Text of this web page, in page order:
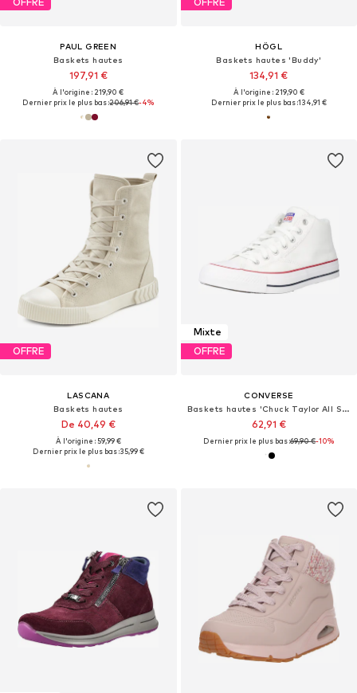
PAUL GREEN
Baskets hautes
197,91 €
À l'origine : 219,90 €
Dernier prix le plus bas :206,91 €-4%
HÖGL
Baskets hautes 'Buddy'
134,91 €
À l'origine : 219,90 €
Dernier prix le plus bas :134,91 €
OFFRE
LASCANA
Baskets hautes
De 40,49 €
À l'origine : 59,99 €
Dernier prix le plus bas :35,99 €
Mixte
OFFRE
CONVERSE
Baskets hautes 'Chuck Taylor All Star Malden Street'
62,91 €
Dernier prix le plus bas :69,90 €-10%